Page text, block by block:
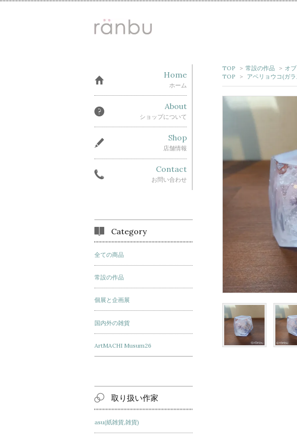
TOP > 常設の作品 > オ
TOP
> アベリョウコ(ガラ
Home
ホーム
About
ショップについて
Shop
店舗情報
Contact
お問い合わせ
Category
全ての商品
常設の作品
個展と企画展
国内外の雑貨
ArtMACHI Musum26
取り扱い作家
asu(紙雑貨,雑貨)